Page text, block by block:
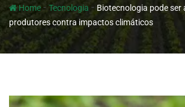
Home- Tecnologia - Biotecnologia pode ser
produtores contra impactos climáticos